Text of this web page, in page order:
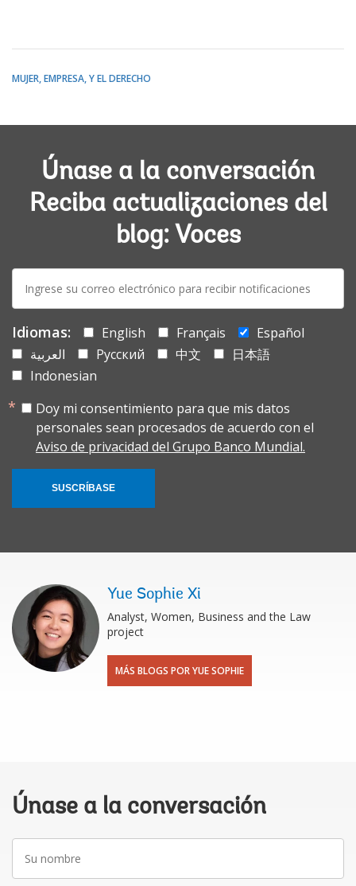
MUJER, EMPRESA, Y EL DERECHO
Únase a la conversación
Reciba actualizaciones del
blog: Voces
E-
mail:
Idiomas: English Français
Español
العربية
Русский 中文
日本語
Indonesian
Doy mi consentimiento para que mis datos
personales sean procesados de acuerdo con el
Aviso de privacidad del Grupo Banco Mundial.
SUSCRÍBASE
Yue Sophie Xi
Analyst, Women, Business and the Law
project
MÁS BLOGS POR YUE SOPHIE
Únase a la conversación
Su
nombre